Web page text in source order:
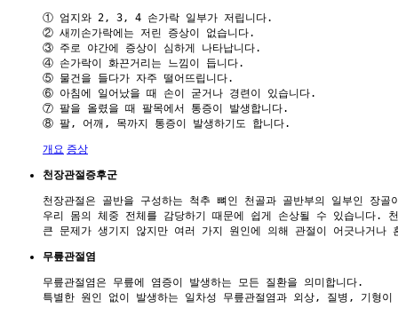
① 엄지와 2, 3, 4 손가락 일부가 저립니다.
② 새끼손가락에는 저린 증상이 없습니다.
③ 주로 야간에 증상이 심하게 나타납니다.
④ 손가락이 화끈거리는 느낌이 듭니다.
⑤ 물건을 들다가 자주 떨어뜨립니다.
⑥ 아침에 일어났을 때 손이 굳거나 경련이 있습니다.
⑦ 팔을 올렸을 때 팔목에서 통증이 발생합니다.
개요 증상
천장관절증후군
천장관절은 골반을 구성하는 척추 뼈인 천골과 골반부의 일부인 장
우리 몸의 체중 전체를 감당하기 때문에 쉽게 손상될 수 있습니다.
무릎관절염
무릎관절염은 무릎에 염증이 발생하는 모든 질환을 의미합니다.